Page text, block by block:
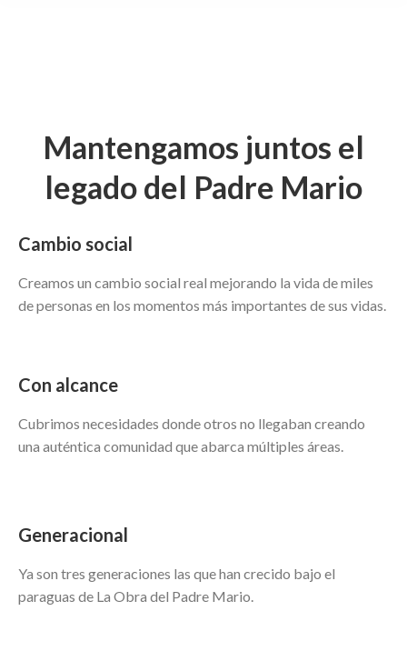
Mantengamos juntos el
legado del Padre Mario
Cambio social
Creamos un cambio social real mejorando la vida de miles
de personas en los momentos más importantes de sus vidas.
Con alcance
Cubrimos necesidades donde otros no llegaban creando
una auténtica comunidad que abarca múltiples áreas.
Generacional
Ya son tres generaciones las que han crecido bajo el
paraguas de La Obra del Padre Mario.